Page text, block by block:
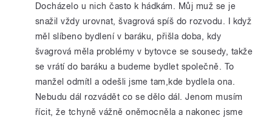
Docházelo u nich často k hádkám. Můj muž se je
snažil vždy urovnat, švagrová spíš do rozvodu. I když
měl slíbeno bydlení v baráku, přišla doba, kdy
švagrová měla problémy v bytovce se sousedy, takže
se vrátí do baráku a budeme bydlet společně. To
manžel odmítl a odešli jsme tam,kde bydlela ona.
Nebudu dál rozvádět co se dělo dál. Jenom musím
řícit, že tchyně vážně oněmocněla a nakonec jsme